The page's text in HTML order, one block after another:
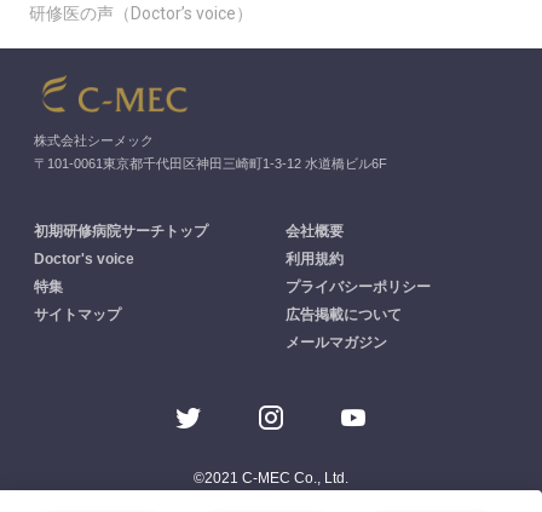
研修医の声（Doctor’s voice）
株式会社シーメック
〒101-0061東京都千代田区神田三崎町1-3-12 水道橋ビル6F
初期研修病院サーチトップ
Doctor's voice
特集
サイトマップ
会社概要
利用規約
プライバシーポリシー
広告掲載について
メールマガジン
©2021 C-MEC Co., Ltd.